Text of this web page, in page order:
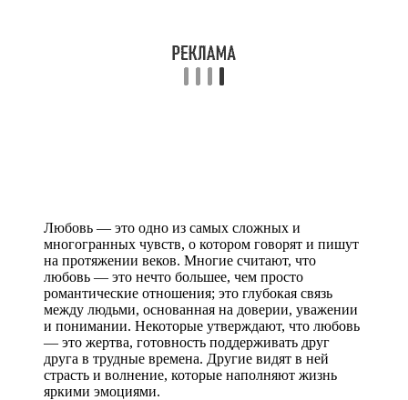
Любовь — это одно из самых сложных и
многогранных чувств, о котором говорят и пишут
на протяжении веков. Многие считают, что
любовь — это нечто большее, чем просто
романтические отношения; это глубокая связь
между людьми, основанная на доверии, уважении
и понимании. Некоторые утверждают, что любовь
— это жертва, готовность поддерживать друг
друга в трудные времена. Другие видят в ней
страсть и волнение, которые наполняют жизнь
яркими эмоциями.